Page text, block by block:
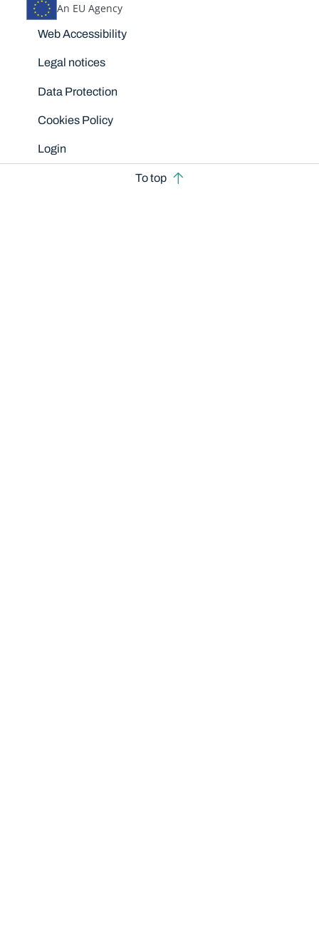
An EU Agency
Disclaimers
Web Accessibility
Legal notices
Data Protection
Cookies Policy
Login
To top